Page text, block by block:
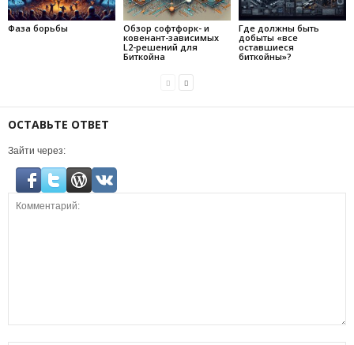
Фаза борьбы
Обзор софтфорк- и
ковенант-зависимых
L2-решений для
Биткойна
Где должны быть
добыты «все
оставшиеся
биткойны»?
ОСТАВЬТЕ ОТВЕТ
Зайти через: